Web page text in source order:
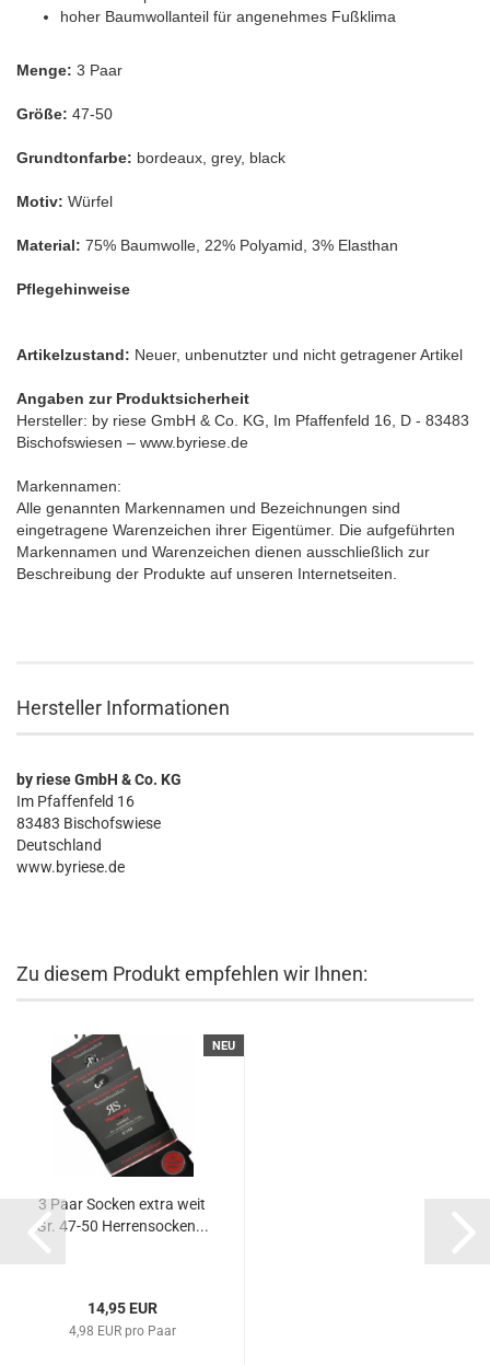
hoher Baumwollanteil für angenehmes Fußklima
Menge: 3 Paar
Größe: 47-50
Grundtonfarbe: bordeaux, grey, black
Motiv: Würfel
Material: 75% Baumwolle, 22% Polyamid, 3% Elasthan
Pflegehinweise
Artikelzustand: Neuer, unbenutzter und nicht getragener Artikel
Angaben zur Produktsicherheit
Hersteller: by riese GmbH & Co. KG, Im Pfaffenfeld 16, D - 83483
Bischofswiesen – www.byriese.de
Markennamen:
Alle genannten Markennamen und Bezeichnungen sind
eingetragene Warenzeichen ihrer Eigentümer. Die aufgeführten
Markennamen und Warenzeichen dienen ausschließlich zur
Beschreibung der Produkte auf unseren Internetseiten.
Hersteller Informationen
by riese GmbH & Co. KG
Im Pfaffenfeld 16
83483 Bischofswiese
Deutschland
www.byriese.de
Zu diesem Produkt empfehlen wir Ihnen:
NEU
3 Paar Socken extra weit
Gr. 47-50 Herrensocken...
14,95 EUR
4,98 EUR pro Paar